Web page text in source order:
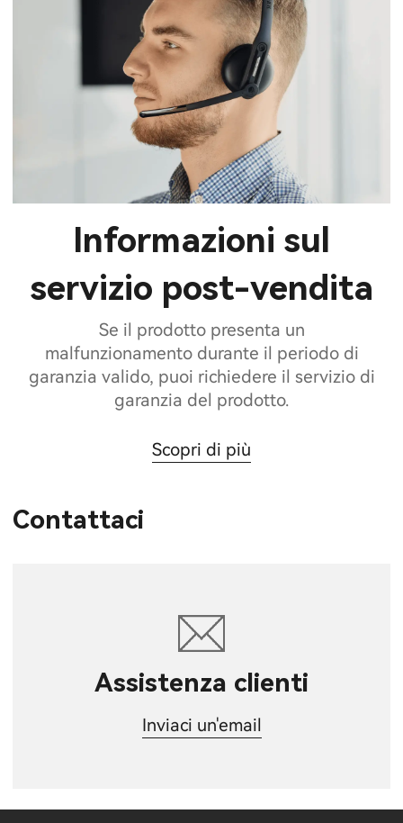
Informazioni sul
servizio post-vendita
Se il prodotto presenta un
malfunzionamento durante il periodo di
garanzia valido, puoi richiedere il servizio di
garanzia del prodotto.
Scopri di più
Contattaci
Assistenza clienti
Inviaci un'email